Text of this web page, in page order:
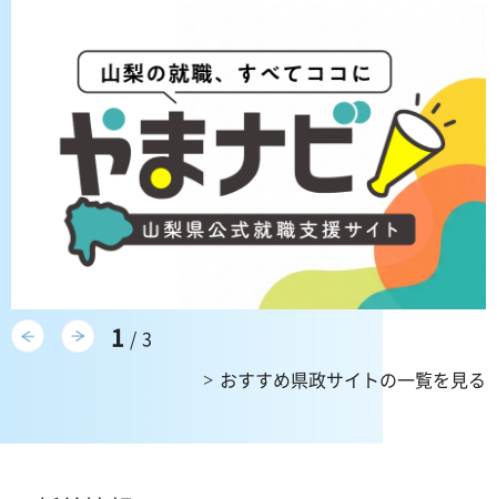
1 /3
前のスライドを表示
次のスライドを表示
おすすめ県政サイトの一覧を見る